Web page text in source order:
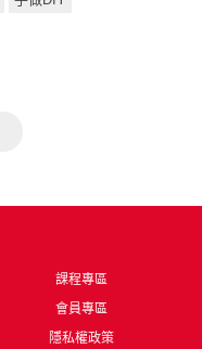
課程專區
會員專區
隱私權政策